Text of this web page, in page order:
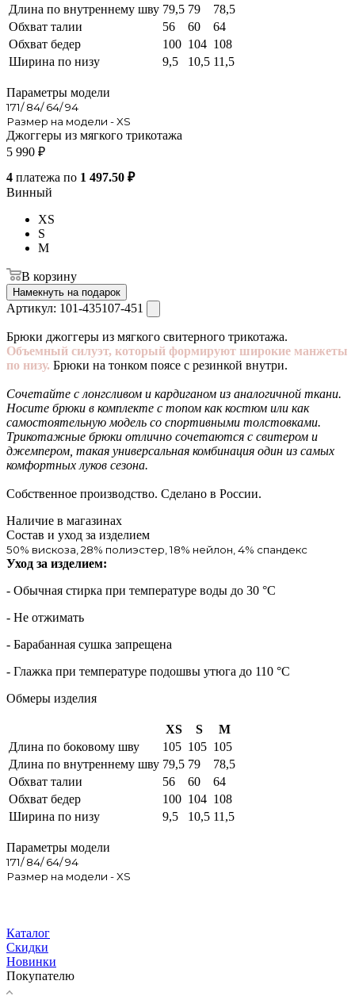
Длина по внутреннему шву 79,5 79
78,5
Обхват талии
56 60
64
Обхват бедер
100 104 108
Ширина по низу
9,5 10,5 11,5
Параметры модели
171/ 84/ 64/ 94
Размер на модели - XS
Джоггеры из мягкого трикотажа
5 990 ₽
4 платежа по 1 497.50 ₽
Винный
XS
S
M
В корзину
Намекнуть на подарок
Артикул: 101-435107-451
Брюки джоггеры из мягкого свитерного трикотажа.
Объемный силуэт, который формируют широкие манжеты
по низу. Брюки на тонком поясе с резинкой внутри.
Сочетайте с лонгсливом и кардиганом из аналогичной ткани.
Носите брюки в комплекте с топом как костюм или как
самостоятельную модель со спортивными толстовками.
Трикотажные брюки отлично сочетаются с свитером и
джемпером, такая универсальная комбинация один из самых
комфортных луков сезона.
Собственное производство. Сделано в России.
Наличие в магазинах
Состав и уход за изделием
50% вискоза, 28% полиэстер, 18% нейлон, 4% спандекс
Уход за изделием:
- Обычная стирка при температуре воды до 30 °C
- Не отжимать
- Барабанная сушка запрещена
- Глажка при температуре подошвы утюга до 110 °C
Обмеры изделия
XS S
M
Длина по боковому шву
105 105 105
Длина по внутреннему шву 79,5 79
78,5
Обхват талии
56 60
64
Обхват бедер
100 104 108
Ширина по низу
9,5 10,5 11,5
Параметры модели
171/ 84/ 64/ 94
Размер на модели - XS
Каталог
Скидки
Новинки
Покупателю